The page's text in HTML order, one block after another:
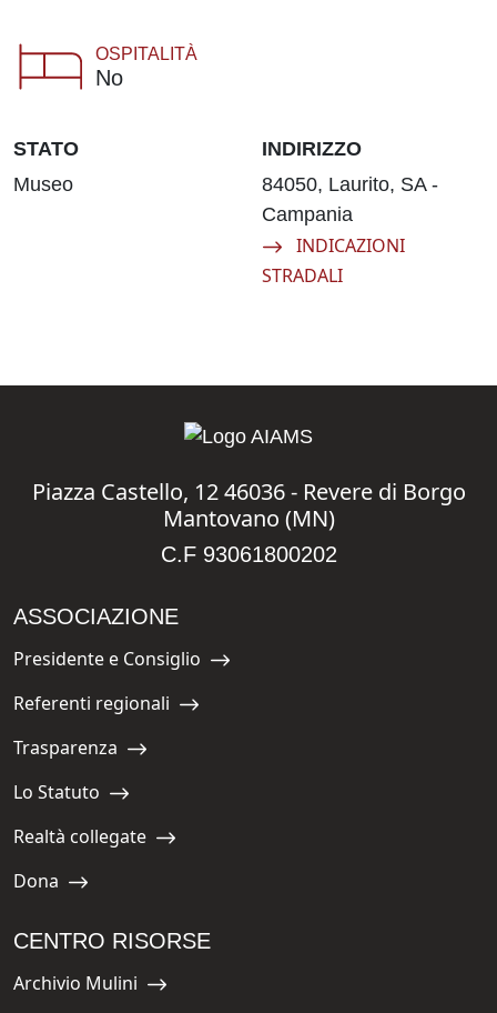
OSPITALITÀ
No
STATO
Museo
INDIRIZZO
84050, Laurito, SA -
Campania
Navigate to:
INDICAZIONI
STRADALI
Piazza Castello, 12 46036 - Revere di Borgo
Mantovano (MN)
C.F 93061800202
ASSOCIAZIONE
Navigate to:
Presidente e Consiglio
Navigate to:
Referenti regionali
Navigate to:
Trasparenza
Navigate to:
Lo Statuto
Navigate to:
Realtà collegate
Navigate to:
Dona
CENTRO RISORSE
Navigate to:
Archivio Mulini